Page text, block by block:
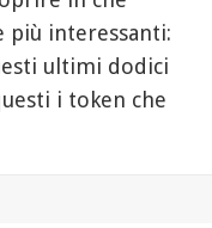
più interessanti:
ultimi dodici
i token che